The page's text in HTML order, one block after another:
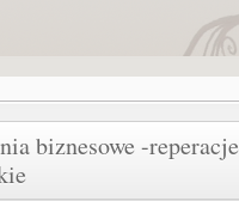
biznesowe -reperacje